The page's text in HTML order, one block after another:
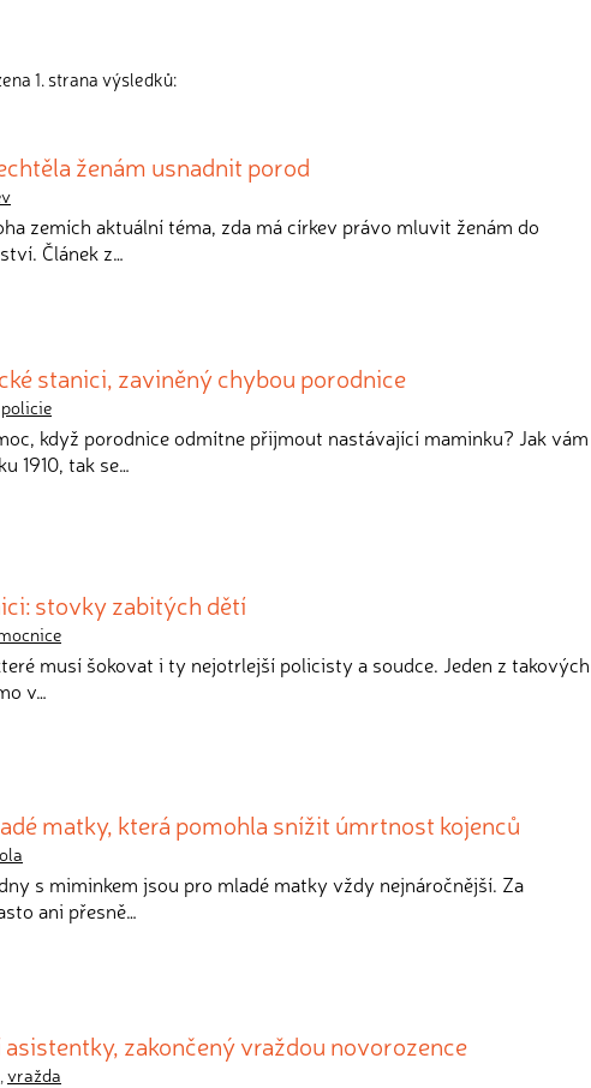
1. strana výsledků:
ženám usnadnit porod
zemích aktuální téma, zda má církev právo mluvit ženám do
Článek z…
stanici, zaviněný chybou porodnice
policie
když porodnice odmítne přijmout nastávající maminku? Jak vám
1910, tak se…
stovky zabitých dětí
musí šokovat i ty nejotrlejší policisty a soudce. Jeden z takových
v…
matky, která pomohla snížit úmrtnost kojenců
s miminkem jsou pro mladé matky vždy nejnáročnější. Za
ani přesně…
zakončený vraždou novorozence
,vražda